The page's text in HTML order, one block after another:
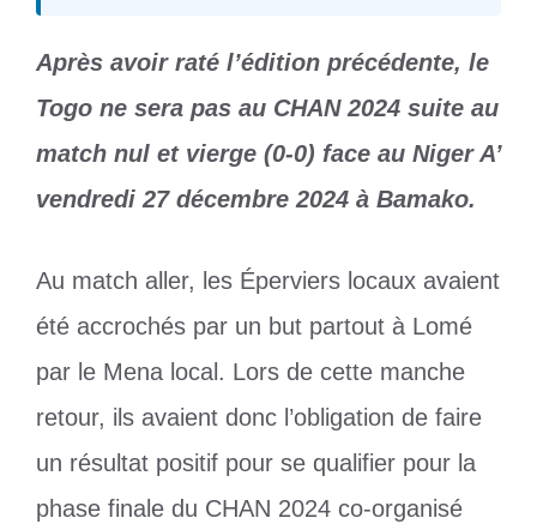
Après avoir raté l’édition précédente, le
Togo ne sera pas au CHAN 2024 suite au
match nul et vierge (0-0) face au Niger A’
vendredi 27 décembre 2024 à Bamako.
Au match aller, les Éperviers locaux avaient
été accrochés par un but partout à Lomé
par le Mena local. Lors de cette manche
retour, ils avaient donc l’obligation de faire
un résultat positif pour se qualifier pour la
phase finale du CHAN 2024 co-organisé